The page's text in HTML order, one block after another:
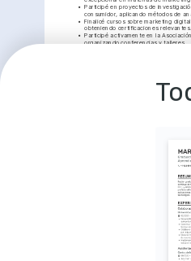
• Participé en proyectos de
consumidor, aplicando métodos de
• Finalicé cursos sobre marketing
obteniendo certificaciones relevantes.
• Participé activamente en la
organizando conferencias y talleres.
Entusiasta en la creación de